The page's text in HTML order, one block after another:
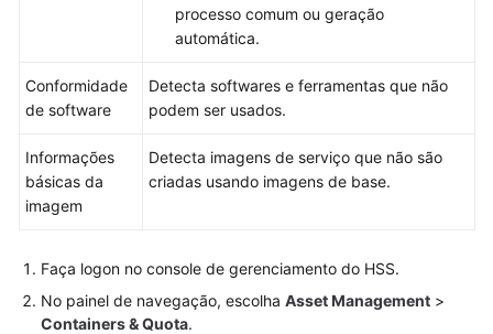
permissões
(Opcional)
empresariais
História
processo comum ou geração
automática.
Conformidade
de software
Detecta softwares e ferramentas que não
podem ser usados.
Informações
básicas da
imagem
Detecta imagens de serviço que não são
criadas usando imagens de base.
Faça logon no console de gerenciamento do HSS.
No painel de navegação, escolha Asset Management >
Containers & Quota.